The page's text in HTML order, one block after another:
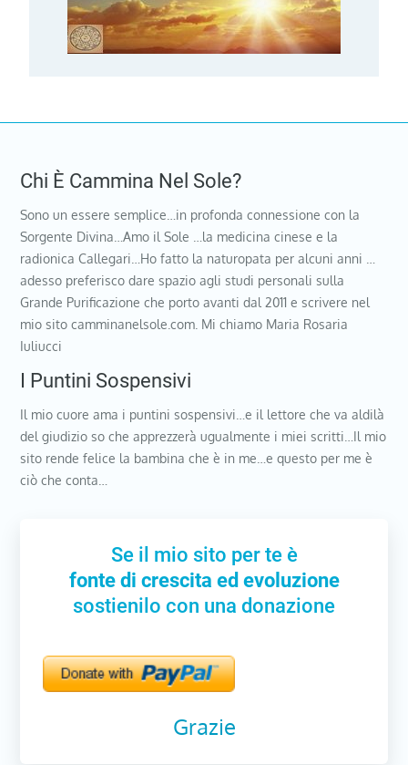
Chi È Cammina Nel Sole?
Sono un essere semplice…in profonda connessione con la
Sorgente Divina…Amo il Sole …la medicina cinese e la
radionica Callegari…Ho fatto la naturopata per alcuni anni …
adesso preferisco dare spazio agli studi personali sulla
Grande Purificazione che porto avanti dal 2011 e scrivere nel
mio sito camminanelsole.com. Mi chiamo Maria Rosaria
Iuliucci
I Puntini Sospensivi
Il mio cuore ama i puntini sospensivi…e il lettore che va aldilà
del giudizio so che apprezzerà ugualmente i miei scritti…Il mio
sito rende felice la bambina che è in me…e questo per me è
ciò che conta…
Se il mio sito per te è
fonte di crescita ed evoluzione
sostienilo con una donazione
Grazie